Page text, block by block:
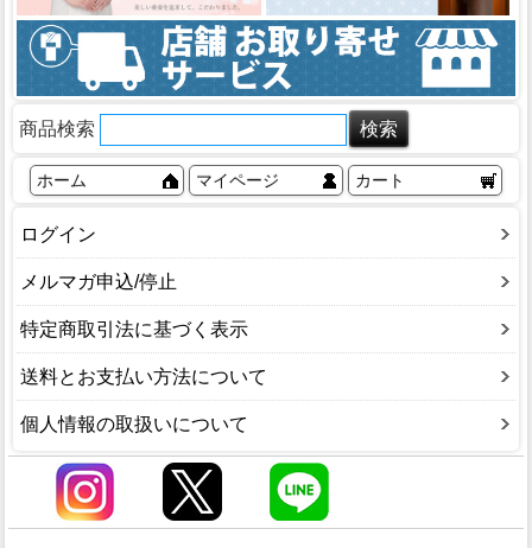
商品検索
ホーム マイページ カート
ログイン
メルマガ申込/停止
特定商取引法に基づく表示
送料とお支払い方法について
個人情報の取扱いについて